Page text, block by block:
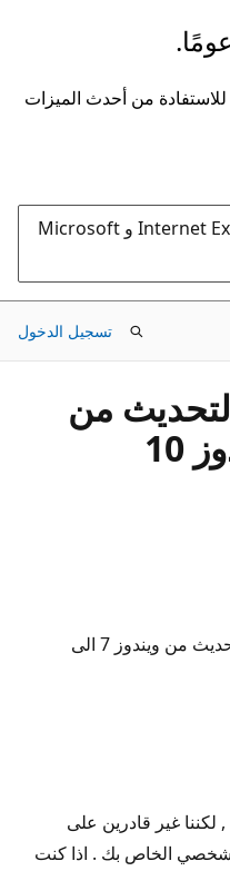
بادر بالترقية إلى Microsoft Edge للاستفادة من أحدث الميزات
مزيد من المعلومات حول Internet Explorer و Microsoft
تسجيل الدخول
من
اواجه مشكلة ورساله خطأ عن التحديث من ويندوز 7 الى
غير قادرين على
الخاص بك . اذا كنت